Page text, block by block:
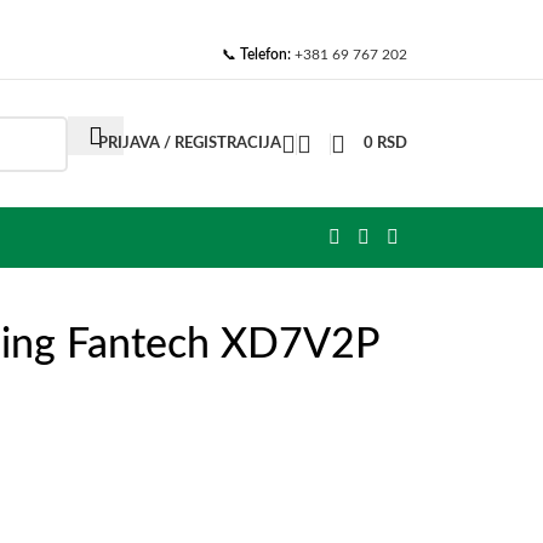
📞 Telefon: +381 69 767 202
PRIJAVA / REGISTRACIJA 0 RSD
Fantech XD7V2P